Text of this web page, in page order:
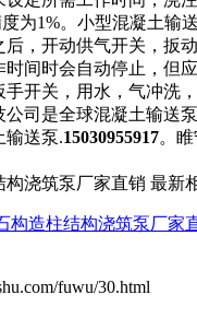
为1%。小型混凝土输
后，开动供气开关，扳
间时会自动停止，但
开关，用水，气冲洗
司是全球混凝土输送
输送泵.15030955917。
浇筑泵厂家直销 最新
构造柱结构浇筑泵厂家
fuwu/30.html